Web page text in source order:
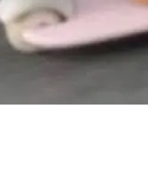
业
文
的
能
义
活腾
心
司AI
构
迁
录
圈